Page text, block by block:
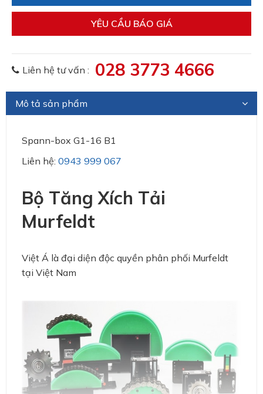
YÊU CẦU BÁO GIÁ
Liên hệ tư vấn : 028 3773 4666
Mô tả sản phẩm
Spann-box G1-16 B1
Liên hệ: 0943 999 067
Bộ Tăng Xích Tải
Murfeldt
Việt Á là đại diện độc quyền phân phối Murfeldt
tại Việt Nam